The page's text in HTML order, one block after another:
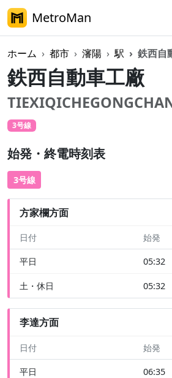
MetroMan
ホーム 都市 瀋陽 駅 鉄西自
鉄西自動車工廠
3号線
始発・終電時刻表
3号線
方家欄方面
日付 始発
平日 05:32
土・休日 05:32
李達方面
日付 始発
平日 06:35